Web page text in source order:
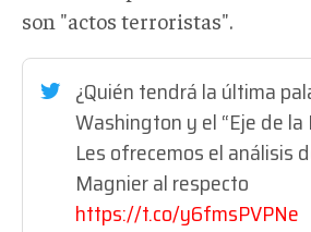
son "actos terroristas".
¿Quién tendrá la última
Washington y el “Eje de la
Les ofrecemos el análisis
Magnier al respecto
https://t.co/y6fmsPVPNe